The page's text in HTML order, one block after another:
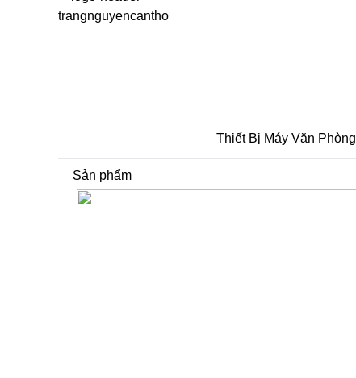
Thiết Bị Máy Văn Phòng
Sản phẩm